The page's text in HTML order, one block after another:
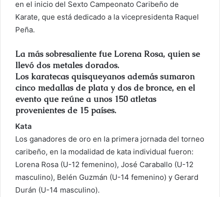
u
n
r
r
e
o
e
ó
n
i
en el inicio del Sexto Campeonato Caribeño de
Karate, que está dedicado a la vicepresidenta Raquel
Peña.
La más sobresaliente fue Lorena Rosa, quien se
llevó dos metales dorados.
Los karatecas quisqueyanos además sumaron
cinco medallas de plata y dos de bronce, en el
evento que reúne a unos 150 atletas
provenientes de 15 países.
Kata
Los ganadores de oro en la primera jornada del torneo
caribeño, en la modalidad de kata individual fueron:
Lorena Rosa (U-12 femenino), José Caraballo (U-12
masculino), Belén Guzmán (U-14 femenino) y Gerard
Durán (U-14 masculino).